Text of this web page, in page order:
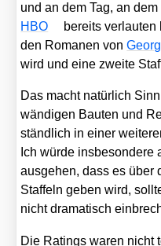
und an dem Tag, an
HBO
bereits
den Roma­nen von
wird und eine zwei­te
Das macht natür­lich
wän­di­gen Bau­ten und
ständ­lich in einer
Ich wür­de ins­be­son­de­re
aus­ge­hen, dass es über
Staf­feln geben wird,
nicht dra­ma­tisch
Die Ratings waren nicht